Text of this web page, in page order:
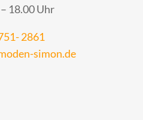
18.00 Uhr
2861
simon.de